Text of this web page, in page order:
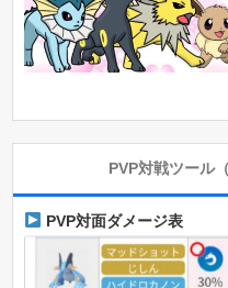
PVP対戦ツール
PVP対面ダメージ表